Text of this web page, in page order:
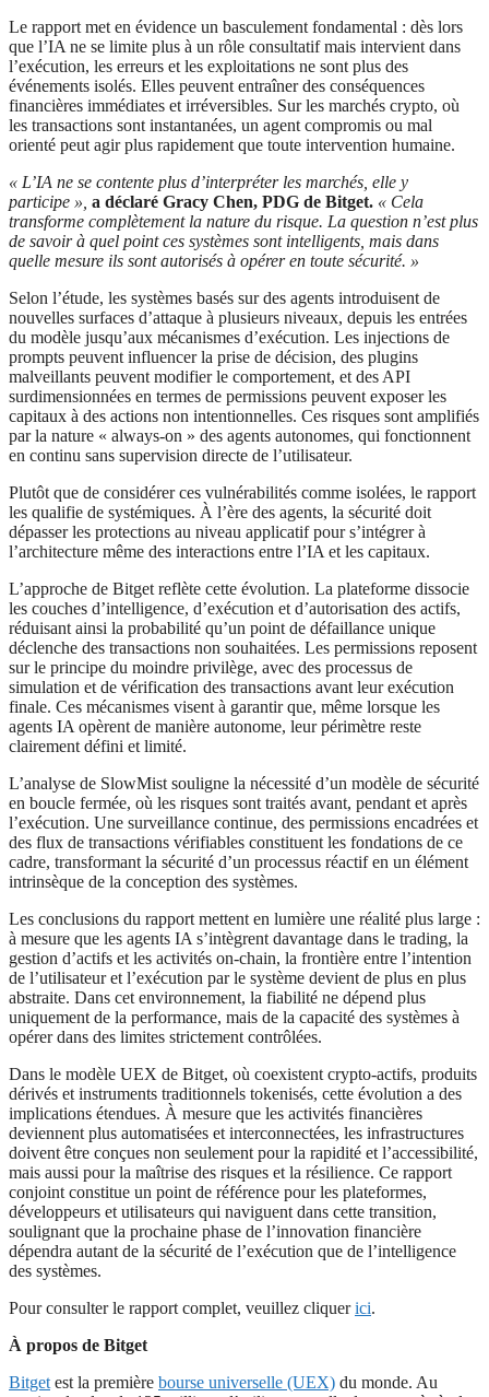
Le rapport met en évidence un basculement fondamental : dès lors
que l’IA ne se limite plus à un rôle consultatif mais intervient dans
l’exécution, les erreurs et les exploitations ne sont plus des
événements isolés. Elles peuvent entraîner des conséquences
financières immédiates et irréversibles. Sur les marchés crypto, où
les transactions sont instantanées, un agent compromis ou mal
orienté peut agir plus rapidement que toute intervention humaine.
« L’IA ne se contente plus d’interpréter les marchés, elle y
participe », a déclaré Gracy Chen, PDG de Bitget. « Cela
transforme complètement la nature du risque. La question n’est plus
de savoir à quel point ces systèmes sont intelligents, mais dans
quelle mesure ils sont autorisés à opérer en toute sécurité. »
Selon l’étude, les systèmes basés sur des agents introduisent de
nouvelles surfaces d’attaque à plusieurs niveaux, depuis les entrées
du modèle jusqu’aux mécanismes d’exécution. Les injections de
prompts peuvent influencer la prise de décision, des plugins
malveillants peuvent modifier le comportement, et des API
surdimensionnées en termes de permissions peuvent exposer les
capitaux à des actions non intentionnelles. Ces risques sont amplifiés
par la nature « always-on » des agents autonomes, qui fonctionnent
en continu sans supervision directe de l’utilisateur.
Plutôt que de considérer ces vulnérabilités comme isolées, le rapport
les qualifie de systémiques. À l’ère des agents, la sécurité doit
dépasser les protections au niveau applicatif pour s’intégrer à
l’architecture même des interactions entre l’IA et les capitaux.
L’approche de Bitget reflète cette évolution. La plateforme dissocie
les couches d’intelligence, d’exécution et d’autorisation des actifs,
réduisant ainsi la probabilité qu’un point de défaillance unique
déclenche des transactions non souhaitées. Les permissions reposent
sur le principe du moindre privilège, avec des processus de
simulation et de vérification des transactions avant leur exécution
finale. Ces mécanismes visent à garantir que, même lorsque les
agents IA opèrent de manière autonome, leur périmètre reste
clairement défini et limité.
L’analyse de SlowMist souligne la nécessité d’un modèle de sécurité
en boucle fermée, où les risques sont traités avant, pendant et après
l’exécution. Une surveillance continue, des permissions encadrées et
des flux de transactions vérifiables constituent les fondations de ce
cadre, transformant la sécurité d’un processus réactif en un élément
intrinsèque de la conception des systèmes.
Les conclusions du rapport mettent en lumière une réalité plus large :
à mesure que les agents IA s’intègrent davantage dans le trading, la
gestion d’actifs et les activités on-chain, la frontière entre l’intention
de l’utilisateur et l’exécution par le système devient de plus en plus
abstraite. Dans cet environnement, la fiabilité ne dépend plus
uniquement de la performance, mais de la capacité des systèmes à
opérer dans des limites strictement contrôlées.
Dans le modèle UEX de Bitget, où coexistent crypto-actifs, produits
dérivés et instruments traditionnels tokenisés, cette évolution a des
implications étendues. À mesure que les activités financières
deviennent plus automatisées et interconnectées, les infrastructures
doivent être conçues non seulement pour la rapidité et l’accessibilité,
mais aussi pour la maîtrise des risques et la résilience. Ce rapport
conjoint constitue un point de référence pour les plateformes,
développeurs et utilisateurs qui naviguent dans cette transition,
soulignant que la prochaine phase de l’innovation financière
dépendra autant de la sécurité de l’exécution que de l’intelligence
des systèmes.
Pour consulter le rapport complet, veuillez cliquerici.
À propos de Bitget
Bitget est la première bourse universelle (UEX) du monde. Au